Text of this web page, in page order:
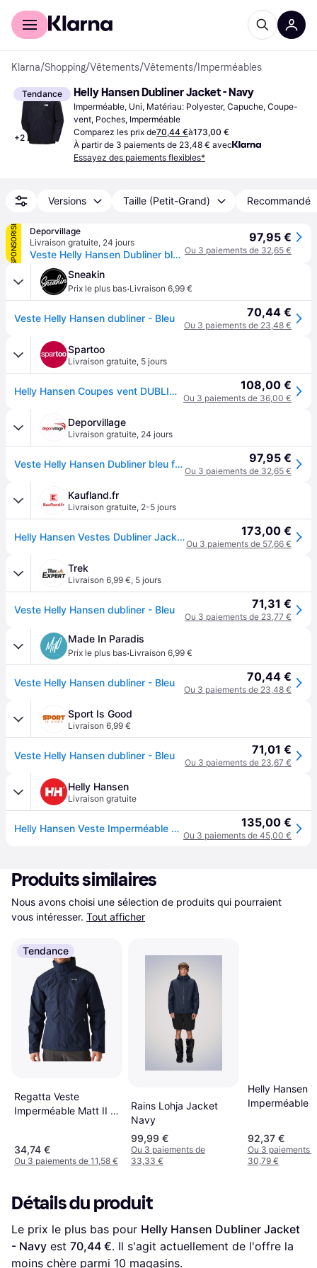
Acheter avec Klarna
Klarna/Shopping/Vêtements/Vêtements/ Imperméables
Tendance
+2
Helly Hansen Dubliner Jacket - Navy
Imperméable, Uni, Matériau: Polyester, Capuche, Coupe-
vent, Poches, Imperméable
Comparez les prix de70,44 €à173,00 €
À partir de 3 paiements de 23,48 € avec
Essayez des paiements flexibles*
Versions Taille (Petit-Grand) Recommandé
SPONSORISÉ
Deporvillage
Livraison gratuite, 24 jours
Veste Helly Hansen Dubliner bleu foncé - Veste coupe-vent - M - Blue
97,95 €
Ou 3 paiements de 32,65 €
Sneakin
Prix le plus bas·Livraison 6,99 €
Veste Helly Hansen dubliner - Bleu 70,44 €
Ou 3 paiements de 23,48 €
Spartoo
Livraison gratuite, 5 jours
Helly Hansen Coupes vent DUBLINER JACKET - EU XL 108,00 €
Ou 3 paiements de 36,00 €
Deporvillage
Livraison gratuite, 24 jours
Veste Helly Hansen Dubliner bleu foncé - Veste coupe-vent - M - Blue 97,95 €
Ou 3 paiements de 32,65 €
Kaufland.fr
Livraison gratuite, 2-5 jours
Helly Hansen Vestes Dubliner Jacket, 62643597, Pointure: 179 173,00 €
Ou 3 paiements de 57,66 €
Trek
Livraison 6,99 €, 5 jours
Veste Helly Hansen dubliner - Bleu 71,31 €
Ou 3 paiements de 23,77 €
Made In Paradis
Prix le plus bas·Livraison 6,99 €
Veste Helly Hansen dubliner - Bleu 70,44 €
Ou 3 paiements de 23,48 €
Sport Is Good
Livraison 6,99 €
Veste Helly Hansen dubliner - Bleu 71,01 €
Ou 3 paiements de 23,67 €
Helly Hansen
Livraison gratuite
Helly Hansen Veste Imperméable En Shell Homme Dubliner Bleu marine XL - Bleu Marine Bleu Marine 135,00 €
Ou 3 paiements de 45,00 €
Produits similaires
Nous avons choisi une sélection de produits qui pourraient
vous intéresser. Tout afficher
Tendance
Regatta Veste
Imperméable Matt II -
34,74 €
Ou 3 paiements de 11,58 €
Rains Lohja Jacket
Navy
99,99 €
Ou 3 paiements de
33,33 €
Helly Hansen
Imperméable
92,37 €
Ou 3 paiements
30,79 €
Détails du produit
Le prix le plus bas pour Helly Hansen Dubliner Jacket
- Navy est 70,44 €. Il s'agit actuellement de l'offre la
moins chère parmi 10 magasins.